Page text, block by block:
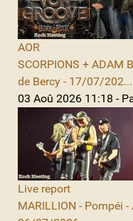
AOR
SCORPIONS + ADAM
de Bercy - 17/07/202...
03 Aoû 2026 11:18 -
Live report
MARILLION - Pompéi